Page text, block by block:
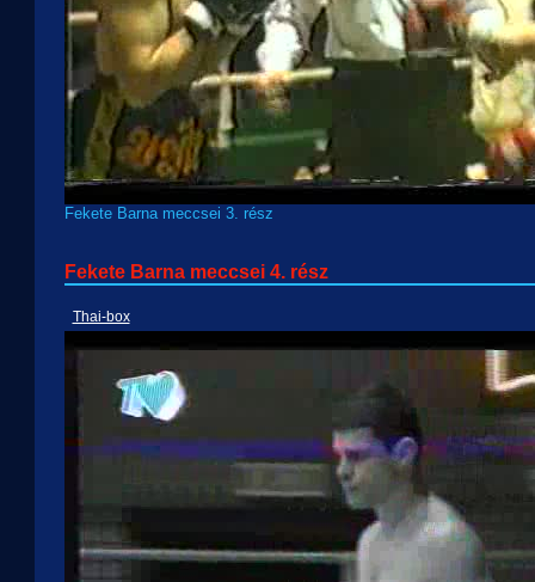
Fekete Barna meccsei 3. rész
Fekete Barna meccsei 4. rész
Thai-box